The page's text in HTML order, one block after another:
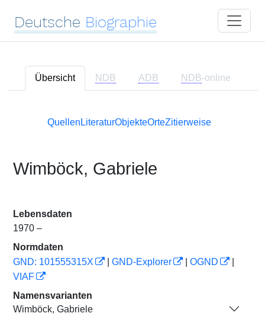
Deutsche Biographie
Übersicht NDB ADB NDB-online
Quellen LiteraturObjekteOrteZitierweise
Wimböck, Gabriele
Lebensdaten
1970 –
Normdaten
GND: 101555315X
GND-Explorer OGND
VIAF
Namensvarianten
Wimböck, Gabriele